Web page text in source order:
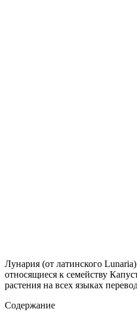
Лунария (от латинского
относящиеся к семейству
растения на всех языках
Содержание